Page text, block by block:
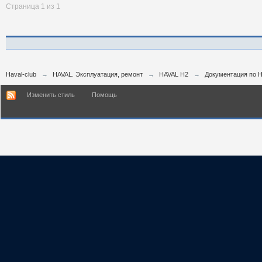
Страница 1 из 1
Haval-club → HAVAL. Эксплуатация, ремонт → HAVAL H2 → Документация по
Изменить стиль Помощь